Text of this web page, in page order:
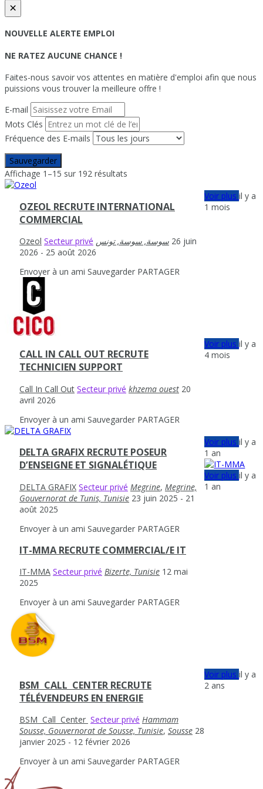
×
NOUVELLE ALERTE EMPLOI
NE RATEZ AUCUNE CHANCE !
Faites-nous savoir vos attentes en matière d'emploi afin que nous
puissions vous trouver la meilleure offre !
E-mail
Mots Clés
Fréquence des E-mails
Sauvegarder
Affichage 1–15 sur 192 résultats
OZEOL RECRUTE INTERNATIONAL
COMMERCIAL
Ozeol Secteur privé
26 juin
2026 - 25 août 2026
Envoyer à un ami Sauvegarder PARTAGER
Voir plusil y a
1 mois
CALL IN CALL OUT RECRUTE
TECHNICIEN SUPPORT
Call In Call Out Secteur privé khzema ouest 20
avril 2026
Envoyer à un ami Sauvegarder PARTAGER
Voir plusil y a
4 mois
DELTA GRAFIX RECRUTE POSEUR
D’ENSEIGNE ET SIGNALÉTIQUE
DELTA GRAFIX Secteur privé Megrine, Megrine,
Gouvernorat de Tunis, Tunisie 23 juin 2025 - 21
août 2025
Envoyer à un ami Sauvegarder PARTAGER
Voir plusil y a
1 an
IT-MMA RECRUTE COMMERCIAL/E IT
IT-MMA Secteur privé Bizerte, Tunisie 12 mai
2025
Envoyer à un ami Sauvegarder PARTAGER
Voir plusil y a
1 an
BSM ‎ ‎CALL ‎ CENTER‎ ‎RECRUTE
TÉLÉVENDEURS EN ENERGIE
BSM ‎ ‎Call ‎ Center‎ ‎ Secteur privé Hammam
Sousse, Gouvernorat de Sousse, Tunisie, Sousse 28
janvier 2025 - 12 février 2026
Envoyer à un ami Sauvegarder PARTAGER
Voir plusil y a
2 ans